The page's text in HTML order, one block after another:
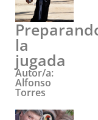
la
jugada
Autor/a:
Alfonso
Torres